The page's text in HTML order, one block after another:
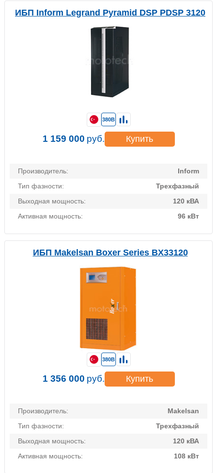
ИБП Inform Legrand Pyramid DSP PDSP 3120
Производитель:
Inform
Тип фазности:
Трехфазный
Выходная мощность:
120 кВА
Активная мощность:
96 кВт
380В
1 159 000 руб. Купить
ИБП Makelsan Boxer Series BX33120
Производитель:
Makelsan
Тип фазности:
Трехфазный
Выходная мощность:
120 кВА
Активная мощность:
108 кВт
380В
1 356 000 руб. Купить